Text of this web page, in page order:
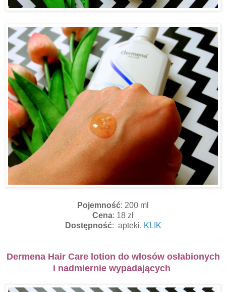
Pojemność: 200 ml
Cena: 18 zł
Dostępność: apteki, KLIK
Dermena Hair Care lotion do włosów osłabionych
i nadmiernie wypadających